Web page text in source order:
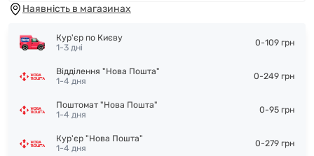
Наявність в магазинах
Кур'єр по Києву
1-3 дні
0-109 грн
Відділення "Нова Пошта"
1-4 дня
0-249 грн
Поштомат "Нова Пошта"
1-4 дня
0-95 грн
Кур'єр "Нова Пошта"
1-4 дня
0-279 грн